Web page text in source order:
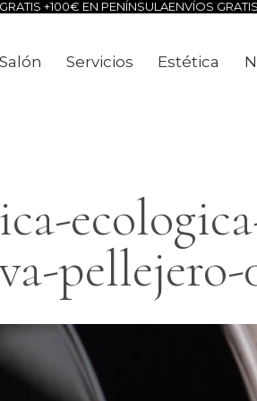
+100€ EN PENÍNSULA ENVÍOS GRATIS
Salón Servicios Estética
pellejero-